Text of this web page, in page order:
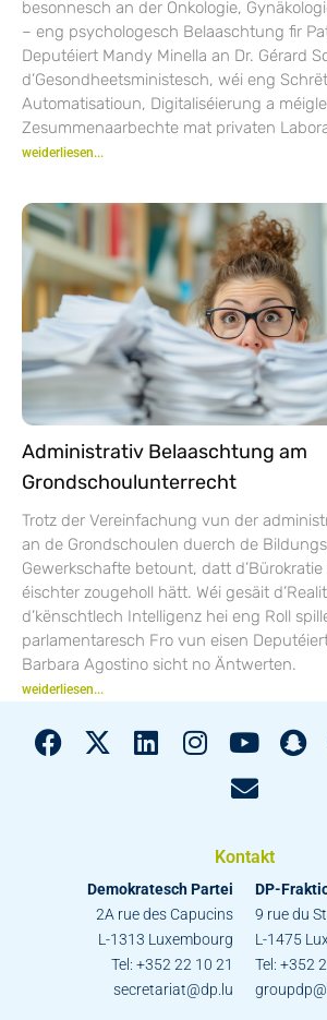
besonnesch an der Onkologie,
– eng psychologesch Belaaschtung fir
Deputéiert Mandy Minella an Dr. Gérard
d’Gesondheetsministesch, wéi eng
Automatisatioun, Digitaliséierung a
Zesummenaarbechte mat privaten
weiderliesen...
Administrativ Belaaschtung am
Grondschoulunterrecht
Trotz der Vereinfachung vun der
an de Grondschoulen duerch de
Gewerkschafte betount, datt d’Bürokratie
éischter zougeholl hätt. Wéi gesäit
d’kënschtlech Intelligenz hei eng Roll
parlamentaresch Fro vun eisen
Barbara Agostino sicht no Äntwerten.
weiderliesen...
Kontakt
Demokratesch Partei
2A rue des Capucins
L-1313 Luxembourg
Tel: +352 22 10 21
secretariat@dp.lu
DP-
9 rue du
L-1475
Tel: +352